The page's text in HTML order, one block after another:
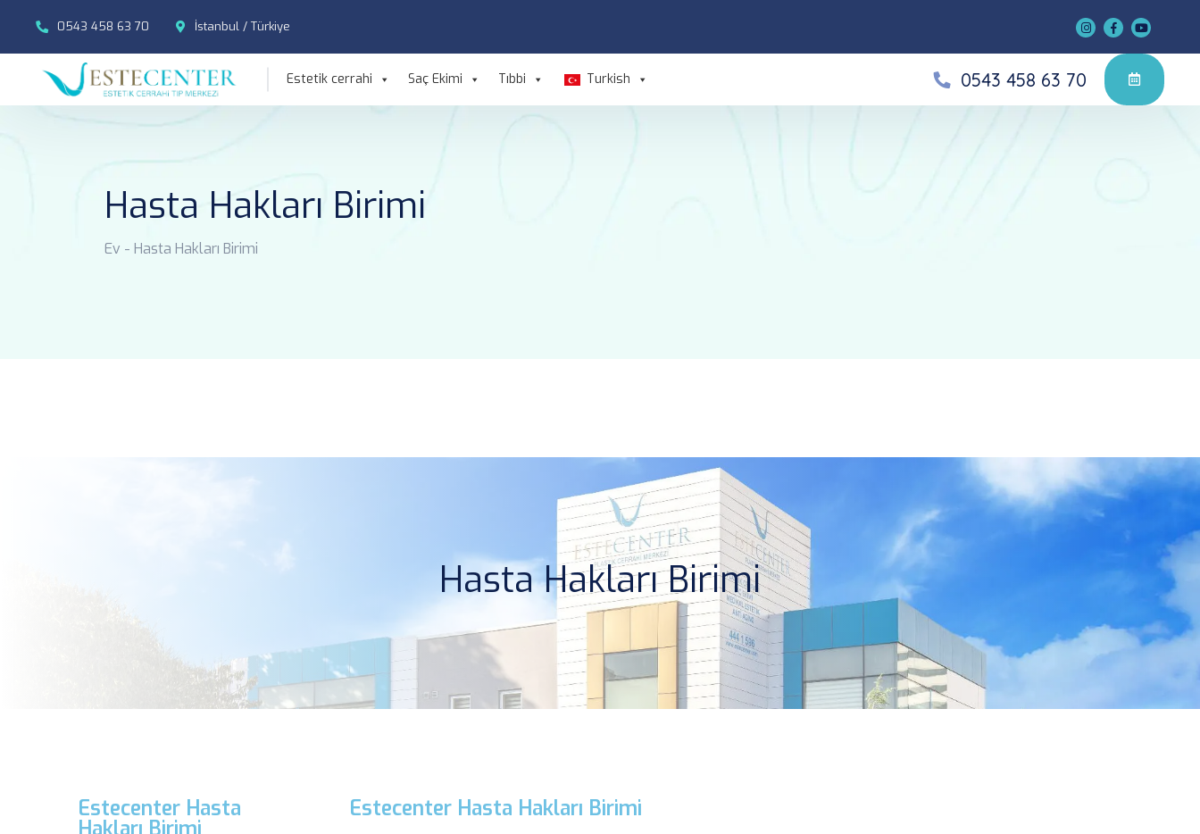
0543 458 63 70 İstanbul / Türkiye
Estetik cerrahi Saç Ekimi Tıbbi Turkish 0543 458 63 70
Hasta Hakları Birimi
Ev - Hasta Hakları Birimi
Hasta Hakları Birimi
Estecenter Hasta Estecenter Hasta Hakları Birimi